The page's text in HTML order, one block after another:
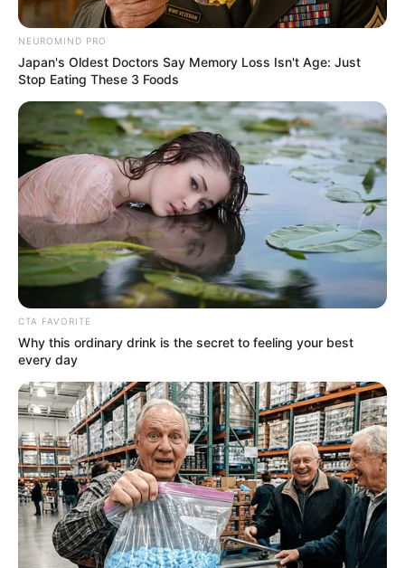
ΥΠΕΡΒΑΤΙΚΟ
ΕΚΔΗΛΩΣΗ γεγονότων ΑΠΟΚΑΛΥΨΗΣ
ΕΚΔΗΛΩΣΗ γεγονότων ΑΠΟΚΑΛΥΨΗΣ.. Όλα δείχνουν πως
οδηγούμαστε κάπου… και αυτό το “κάπου” δείχνει να είναι
αναπόφευκτο… πολλοί είναι αυτοί που υποψιάζονται
κάποια πράγματα… σε άλλους...
ΚΟΙΝΩΝΙΚΑ ΔΙΚΤΥΑ
FACEBOOK ΑΡΈΣΕΙ
YOUTUBE ΕΓΓΡΑΦΕΊΤΕ
EMAIL ΑΚΟΛΟΥΘΉΣΤΕ
NEUROMIND PRO
Japan's Oldest Doctors Say Memory Loss Isn't Age: Just
Stop Eating These 3 Foods
CTA FAVORITE
Why this ordinary drink is the secret to feeling your best
every day